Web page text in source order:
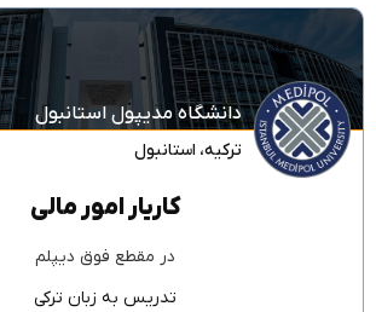
دانشگاه مدیپول استانبول
ترکیه، استانبول
کاریار امور مالی
در مقطع فوق دیپلم
تدریس به زبان ترکی